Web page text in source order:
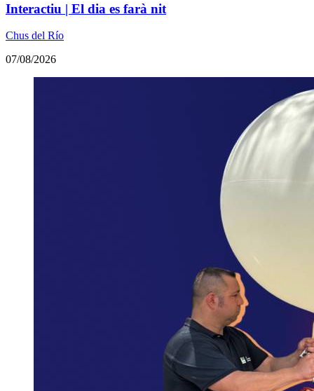
Interactiu | El dia es farà nit
Chus del Río
07/08/2026